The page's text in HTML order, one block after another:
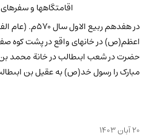
اقامت‏گاه‏ها و
در هفدهم ربیع
اعظم(ص) در خانه‏اى واقع در پشت کوه
حضرت در شعب ابى‏طالب در خانة محمد
مبارک را رسول خد(ص) به عقیل بن
20 آبان 1403